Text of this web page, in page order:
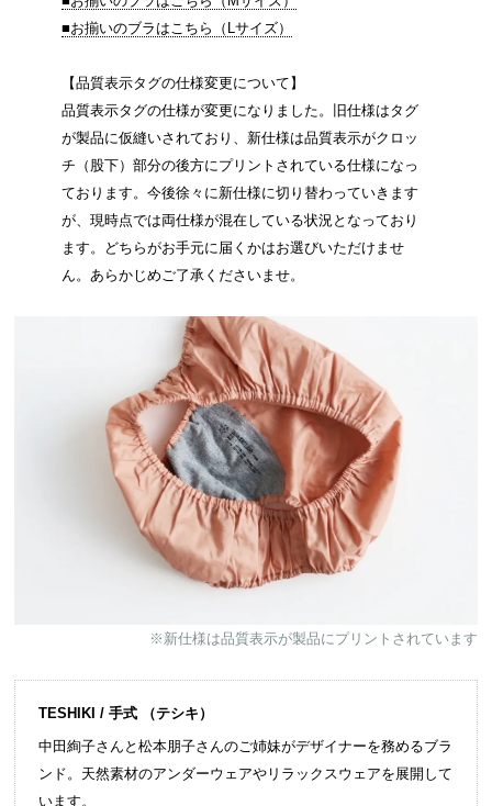
■お揃いのブラはこちら（Lサイズ）
【品質表示タグの仕様変更について】
品質表示タグの仕様が変更になりました。旧仕様はタグ
が製品に仮縫いされており、新仕様は品質表示がクロッ
チ（股下）部分の後方にプリントされている仕様になっ
ております。今後徐々に新仕様に切り替わっていきます
が、現時点では両仕様が混在している状況となっており
ます。どちらがお手元に届くかはお選びいただけませ
ん。あらかじめご了承くださいませ。
※新仕様は品質表示が製品にプリントされています
TESHIKI / 手式 （テシキ）
中田絢子さんと松本朋子さんのご姉妹がデザイナーを務めるブラ
ンド。天然素材のアンダーウェアやリラックスウェアを展開して
います。